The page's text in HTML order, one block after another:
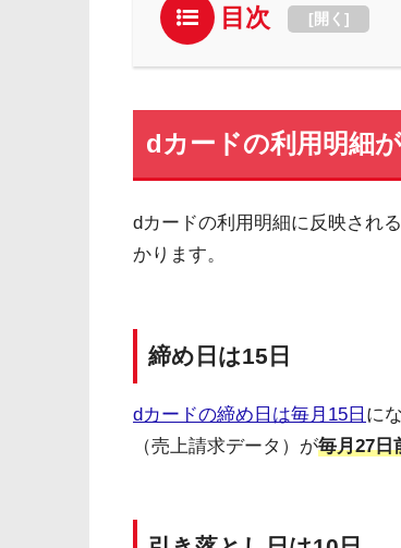
目次 [開く ]
dカードの利用明細
dカードの利用明細に反映され
かります。
締め日は15日
dカードの締め日は毎月15日 に
（売上請求データ）が毎月27日